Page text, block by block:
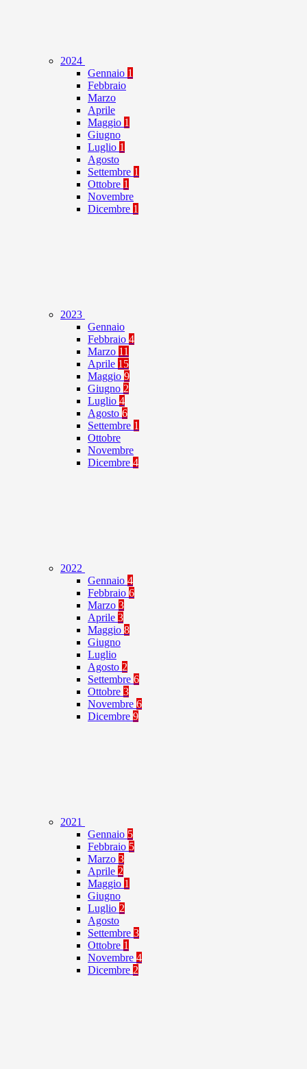
2024
Gennaio 1
Febbraio
Marzo
Aprile
Maggio 1
Giugno
Luglio 1
Agosto
Settembre 1
Ottobre 1
Novembre
Dicembre 1
2023
Gennaio
Febbraio 4
Marzo 11
Aprile 15
Maggio 9
Giugno 2
Luglio 4
Agosto 6
Settembre 1
Ottobre
Novembre
Dicembre 4
2022
Gennaio 4
Febbraio 6
Marzo 3
Aprile 3
Maggio 8
Giugno
Luglio
Agosto 2
Settembre 6
Ottobre 3
Novembre 6
Dicembre 9
2021
Gennaio 5
Febbraio 5
Marzo 3
Aprile 2
Maggio 1
Giugno
Luglio 2
Agosto
Settembre 3
Ottobre 1
Novembre 4
Dicembre 2